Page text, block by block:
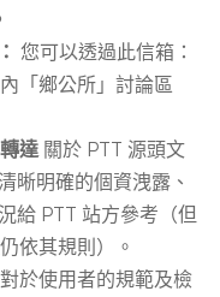
您可以透過此信箱：
「鄉公所」討論區
達 關於 PTT 源頭文
晰明確的個資洩露、
給 PTT 站方參考（但
依其規則）。
於使用者的規範及檢